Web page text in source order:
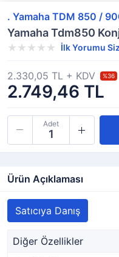
. Yamaha TDM 850 /
Yamaha Tdm850
İlk Yorumu
2.749,46 TL
2.330,05 TL + KDV %36
Adet
Ürün Açıklaması
Satıcıya Danış
Diğer Özellikler